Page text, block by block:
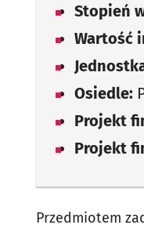
Stopień
Wartość
Osiedle:
Projekt
Projekt
Przedmiotem